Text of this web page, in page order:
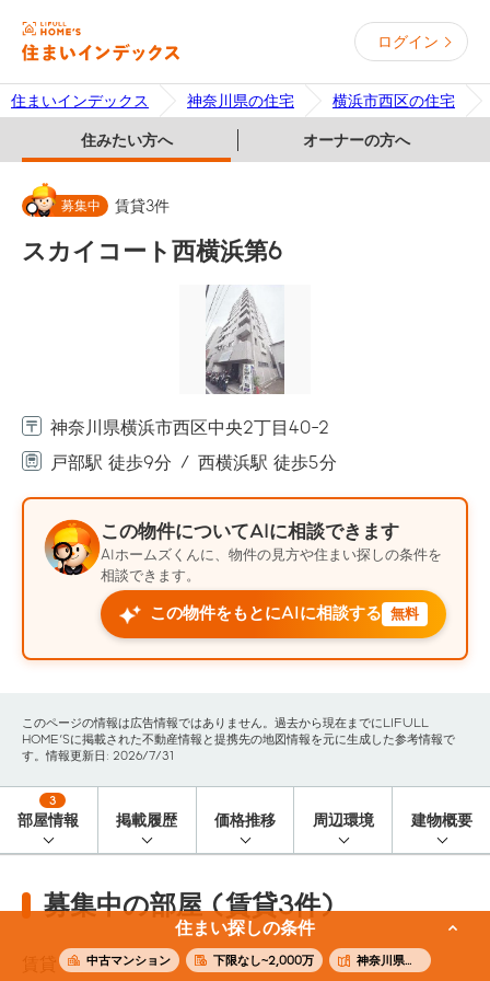
ログイン
住まいインデックス 神奈川県の住宅 横浜市西区の住宅
住みたい方へ オーナーの方へ
住まい探しの条件
中古マンション 下限なし~2,000万 神奈川県横浜市西区
募集中 賃貸3件
スカイコート西横浜第6
神奈川県横浜市西区中央2丁目40-2
戸部駅 徒歩9分
西横浜駅 徒歩5分
この物件についてAIに相談できます
AIホームズくんに、物件の見方や住まい探しの条件を
相談できます。
この物件をもとにAIに相談する 無料
このページの情報は広告情報ではありません。過去から現在までにLIFULL
HOME'Sに掲載された不動産情報と提携先の地図情報を元に生成した参考情報で
す。情報更新日: 2026/7/31
部屋情報
3
掲載履歴 価格推移 周辺環境 建物概要
募集中の部屋 (賃貸3件)
3 件